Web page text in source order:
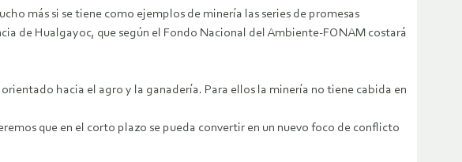
más si se tiene como ejemplos de minería las series de promesas
de Hualgayoc, que según el Fondo Nacional del Ambiente-FONAM costará
hacia el agro y la ganadería. Para ellos la minería no tiene cabida en
que en el corto plazo se pueda convertir en un nuevo foco de conflicto